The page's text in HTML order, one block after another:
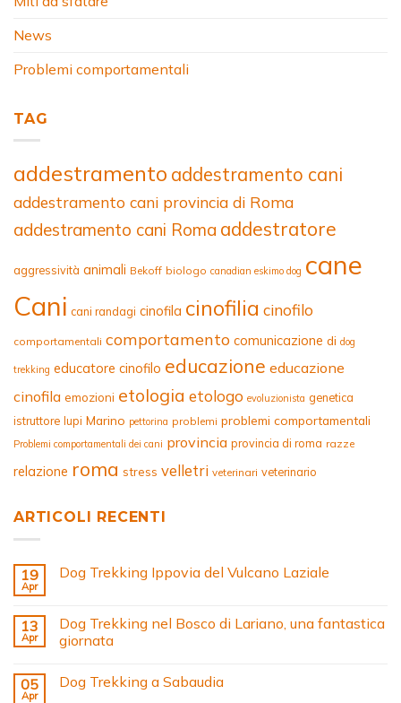
News
Problemi comportamentali
TAG
addestramento addestramento cani
addestramento cani provincia di Roma
addestramento cani Roma addestratore
aggressività animali Bekoff biologo canadian eskimo dog cane
Cani cani randagi cinofila cinofilia cinofilo
comportamentali comportamento comunicazione di dog
trekking educatore cinofilo educazione educazione
cinofila emozioni etologia etologo evoluzionista genetica
istruttore lupi Marino pettorina problemi problemi comportamentali
Problemi comportamentali dei cani provincia provincia di roma razze
relazione roma stress velletri veterinari veterinario
ARTICOLI RECENTI
19
Apr
Dog Trekking Ippovia del Vulcano Laziale
13
Apr
Dog Trekking nel Bosco di Lariano, una fantastica
giornata
05
Apr
Dog Trekking a Sabaudia